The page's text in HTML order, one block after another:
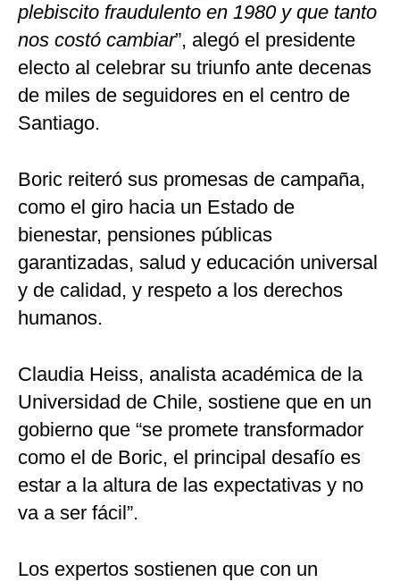
plebiscito fraudulento en 1980 y que tanto
nos costó cambiar”, alegó el presidente
electo al celebrar su triunfo ante decenas
de miles de seguidores en el centro de
Santiago.
Boric reiteró sus promesas de campaña,
como el giro hacia un Estado de
bienestar, pensiones públicas
garantizadas, salud y educación universal
y de calidad, y respeto a los derechos
humanos.
Claudia Heiss, analista académica de la
Universidad de Chile, sostiene que en un
gobierno que “se promete transformador
como el de Boric, el principal desafío es
estar a la altura de las expectativas y no
va a ser fácil”.
Los expertos sostienen que con un